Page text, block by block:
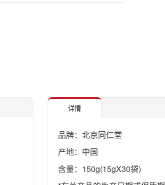
详情
品牌：北京同仁堂
产地：中国
含量：150g(15gX30袋)